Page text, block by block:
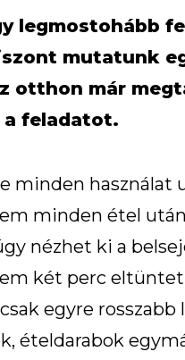
legmostohább
mutatunk
otthon már
a feladatot.
minden használat
minden étel
nézhet ki a
két perc
egyre
ételdarabok